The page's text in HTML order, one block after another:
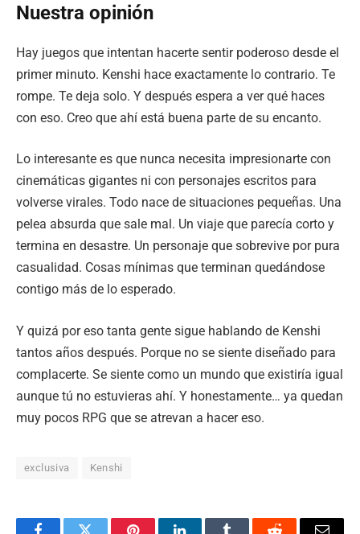
Nuestra opinión
Hay juegos que intentan hacerte sentir poderoso desde el
primer minuto. Kenshi hace exactamente lo contrario. Te
rompe. Te deja solo. Y después espera a ver qué haces
con eso. Creo que ahí está buena parte de su encanto.
Lo interesante es que nunca necesita impresionarte con
cinemáticas gigantes ni con personajes escritos para
volverse virales. Todo nace de situaciones pequeñas. Una
pelea absurda que sale mal. Un viaje que parecía corto y
termina en desastre. Un personaje que sobrevive por pura
casualidad. Cosas mínimas que terminan quedándose
contigo más de lo esperado.
Y quizá por eso tanta gente sigue hablando de Kenshi
tantos años después. Porque no se siente diseñado para
complacerte. Se siente como un mundo que existiría igual
aunque tú no estuvieras ahí. Y honestamente… ya quedan
muy pocos RPG que se atrevan a hacer eso.
exclusiva Kenshi